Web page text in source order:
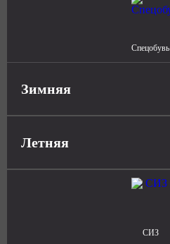
Спецобувь
Зимняя
Летняя
СИЗ